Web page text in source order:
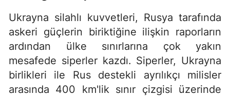
Ukrayna silahlı kuvvetleri, Rusya tarafında
askeri güçlerin biriktiğine ilişkin raporların
ardından ülke sınırlarına çok yakın
mesafede siperler kazdı. Siperler, Ukrayna
birlikleri ile Rus destekli ayrılıkçı milisler
arasında 400 km'lik sınır çizgisi üzerinde